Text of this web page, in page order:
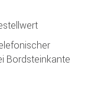
Bordsteinkante